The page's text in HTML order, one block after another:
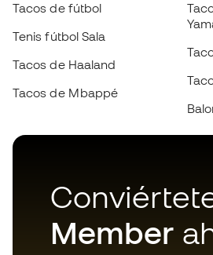
Tacos de fútbol
Tenis fútbol Sala
Tacos de Haaland
Tacos de Mbappé
Member